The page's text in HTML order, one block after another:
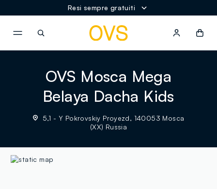
Resi sempre gratuiti
OVS Mosca Mega
Belaya Dacha Kids
5,1 - Y Pokrovskiy Proyezd, 140053 Mosca
(XX) Russia